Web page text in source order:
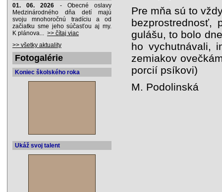
Pre mňa sú to
bezprostrednosť,
gulášu, to bolo
ho vychutnávali,
zemiakov
porcií psíkovi)
M. Podolinská
01. 06. 2026 - Obecné oslavy
Medzinárodného dňa detí majú
svoju mnohoročnú tradíciu a od
začiatku sme jeho súčasťou aj my.
K plánova... >> čítaj viac
>> všetky aktuality
Fotogalérie
Koniec školského roka
Ukáž svoj talent